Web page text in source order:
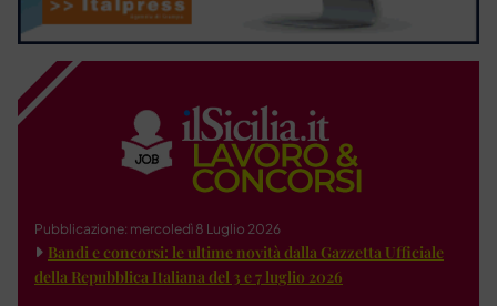
Pubblicazione: mercoledì 8 Luglio 2026
Bandi e concorsi: le ultime novità dalla Gazzetta Ufficiale
della Repubblica Italiana del 3 e 7 luglio 2026